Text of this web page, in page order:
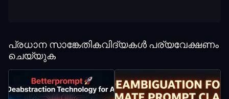
പ്രധാന സാങ്കേതികവിദ്യകൾ പര്യവേക്ഷണം
ചെയ്യുക